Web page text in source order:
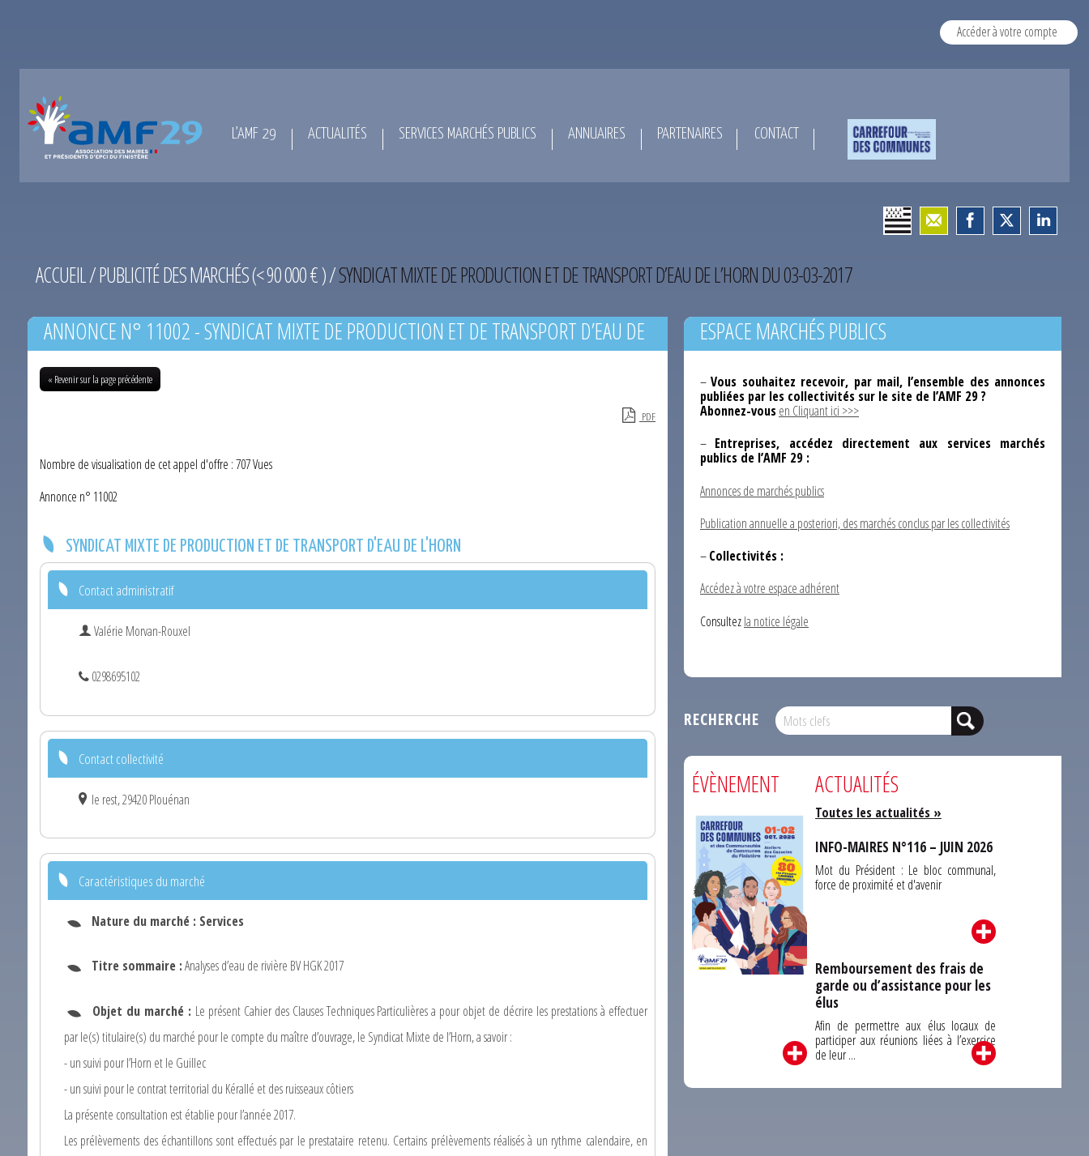
Accéder à votre compte
L’AMF 29 ACTUALITÉS SERVICES MARCHÉS PUBLICS ANNUAIRES PARTENAIRES CONTACT
ACCUEIL/PUBLICITÉ DES MARCHÉS (< 90 000 € )/SYNDICAT MIXTE DE PRODUCTION ET DE TRANSPORT D’EAU DE L’HORN DU 03-03-2017
ANNONCE N° 11002 - SYNDICAT MIXTE DE PRODUCTION ET DE TRANSPORT D’EAU DE
L’HORN DU 03-03-2017
« Revenir sur la page précédente
PDF
Nombre de visualisation de cet appel d'offre : 707 Vues
Annonce n° 11002
SYNDICAT MIXTE DE PRODUCTION ET DE TRANSPORT D'EAU DE L'HORN
Contact administratif
Valérie Morvan-Rouxel
0298695102
Contact collectivité
le rest, 29420 Plouénan
Caractéristiques du marché
Nature du marché : Services
Titre sommaire :Analyses d’eau de rivière BV HGK 2017
Objet du marché : Le présent Cahier des Clauses Techniques Particulières a pour objet de décrire les prestations à effectuer
par le(s) titulaire(s) du marché pour le compte du maître d’ouvrage, le Syndicat Mixte de l’Horn, a savoir :
- un suivi pour l’Horn et le Guillec
- un suivi pour le contrat territorial du Kérallé et des ruisseaux côtiers
La présente consultation est établie pour l’année 2017.
Les prélèvements des échantillons sont effectués par le prestataire retenu. Certains prélèvements réalisés à un rythme calendaire, en
ESPACE MARCHÉS PUBLICS
–Vous souhaitez recevoir, par mail, l’ensemble des annonces
publiées par les collectivités sur le site de l’AMF 29 ?
Abonnez-vousen Cliquant ici >>>
– Entreprises, accédez directement aux services marchés
publics de l’AMF 29 :
Annonces de marchés publics
Publication annuelle a posteriori, des marchés conclus par les collectivités
–Collectivités :
Accédez à votre espace adhérent
Consultezla notice légale
RECHERCHE
ÉVÈNEMENT ACTUALITÉS
Toutes les actualités »
INFO-MAIRES N°116 – JUIN 2026
Mot du Président : Le bloc communal,
force de proximité et d'avenir
Remboursement des frais de
garde ou d’assistance pour les
élus
Afin de permettre aux élus locaux de
participer aux réunions liées à l’exercice
de leur ...